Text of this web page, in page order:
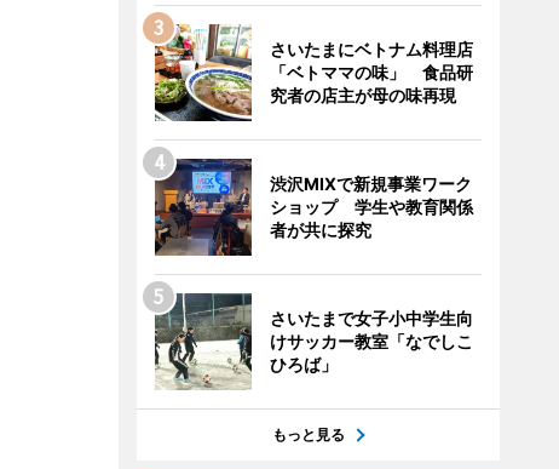
さいたまにベトナム料理店
「ベトママの味」 食品研
究者の店主が母の味再現
渋沢MIXで新規事業ワーク
ショップ 学生や教育関係
者が共に探究
さいたまで女子小中学生向
けサッカー教室「なでしこ
ひろば」
もっと見る